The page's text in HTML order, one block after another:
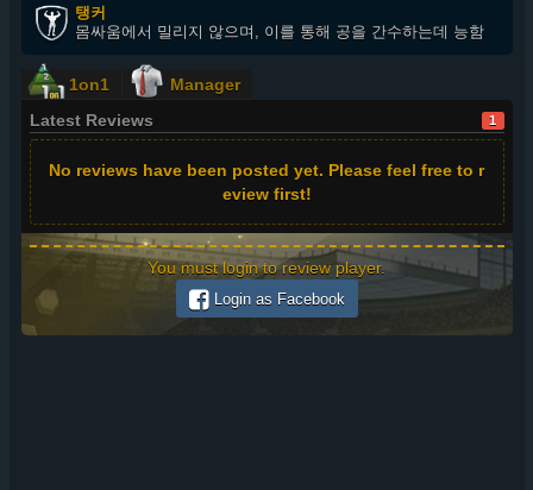
탱커
몸싸움에서 밀리지 않으며, 이를 통해 공을 간수하는데 능함
1on1
Manager
Latest Reviews
1
No reviews have been posted yet. Please feel free to r
eview first!
You must login to review player.
Login as Facebook